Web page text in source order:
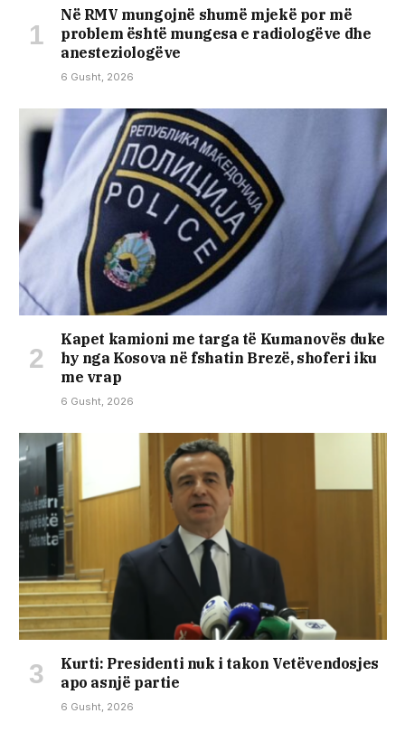
Në RMV mungojnë shumë mjekë por më
problem është mungesa e radiologëve dhe
anesteziologëve
6 Gusht, 2026
Kapet kamioni me targa të Kumanovës duke
hy nga Kosova në fshatin Brezë, shoferi iku
me vrap
6 Gusht, 2026
Kurti: Presidenti nuk i takon Vetëvendosjes
apo asnjë partie
6 Gusht, 2026